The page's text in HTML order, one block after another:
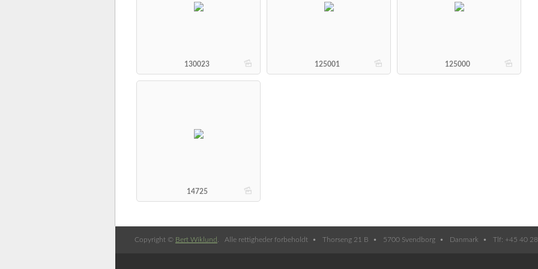
b
130023 b
125001 b
125000
b
14725
Copyright © Bert Wiklund . Alle rettigheder forbeholdt Thorseng 21 B 5700 Svendborg Danmark Tlf: +45 40